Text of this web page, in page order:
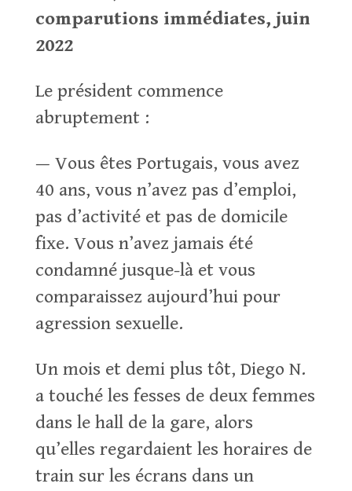
comparutions immédiates, juin
2022
Le président commence
abruptement :
— Vous êtes Portugais, vous avez
40 ans, vous n’avez pas d’emploi,
pas d’activité et pas de domicile
fixe. Vous n’avez jamais été
condamné jusque-là et vous
comparaissez aujourd’hui pour
agression sexuelle.
Un mois et demi plus tôt, Diego N.
a touché les fesses de deux femmes
dans le hall de la gare, alors
qu’elles regardaient les horaires de
train sur les écrans dans un